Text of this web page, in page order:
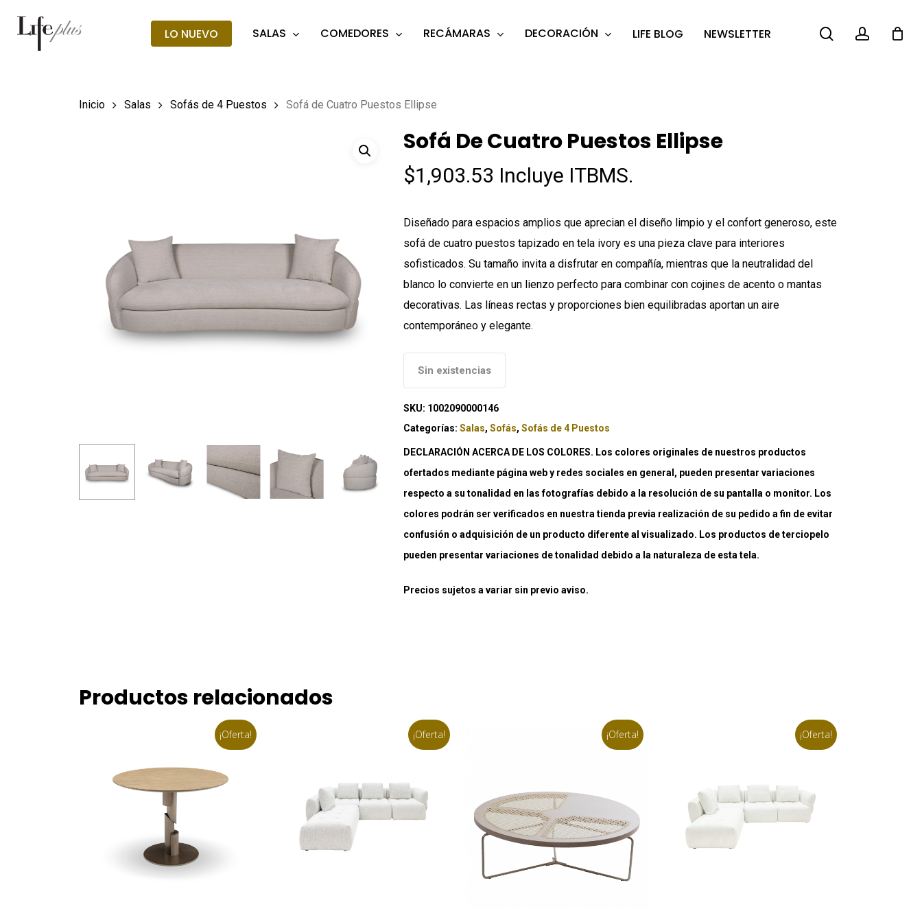
LO NUEVO SALAS COMEDORES RECÁMARAS DECORACIÓN LIFE BLOG NEWSLETTER searchaccount
Inicio Salas Sofás de 4 Puestos Sofá de Cuatro Puestos Ellipse
Sofá De Cuatro Puestos Ellipse
$1,903.53 Incluye ITBMS.
Diseñado para espacios amplios que aprecian el diseño limpio y el confort generoso, este
sofá de cuatro puestos tapizado en tela ivory es una pieza clave para interiores
sofisticados. Su tamaño invita a disfrutar en compañía, mientras que la neutralidad del
blanco lo convierte en un lienzo perfecto para combinar con cojines de acento o mantas
decorativas. Las líneas rectas y proporciones bien equilibradas aportan un aire
contemporáneo y elegante.
Sin existencias
SKU: 1002090000146
Categorías:Salas,Sofás,Sofás de 4 Puestos
DECLARACIÓN ACERCA DE LOS COLORES. Los colores originales de nuestros productos
ofertados mediante página web y redes sociales en general, pueden presentar variaciones
respecto a su tonalidad en las fotografías debido a la resolución de su pantalla o monitor. Los
colores podrán ser verificados en nuestra tienda previa realización de su pedido a fin de evitar
confusión o adquisición de un producto diferente al visualizado. Los productos de terciopelo
pueden presentar variaciones de tonalidad debido a la naturaleza de esta tela.
Precios sujetos a variar sin previo aviso.
Productos relacionados
¡Oferta! ¡Oferta! ¡Oferta! ¡Oferta!